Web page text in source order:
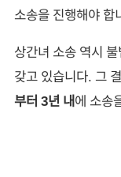
소송을 진행해야 합
상간녀 소송 역시
갖고 있습니다. 그
부터 3년 내에 소송